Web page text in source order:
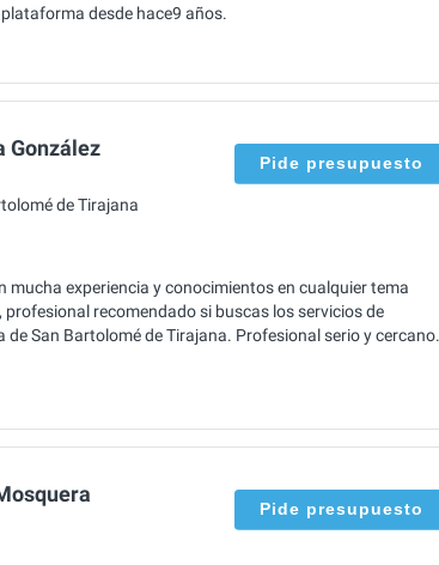
desde hace9 años.
González
de Tirajana
Pide presupuesto
mucha experiencia y conocimientos en cualquier tema
recomendado si buscas los servicios de
San Bartolomé de Tirajana. Profesional serio y cercano.
Pide presupuesto